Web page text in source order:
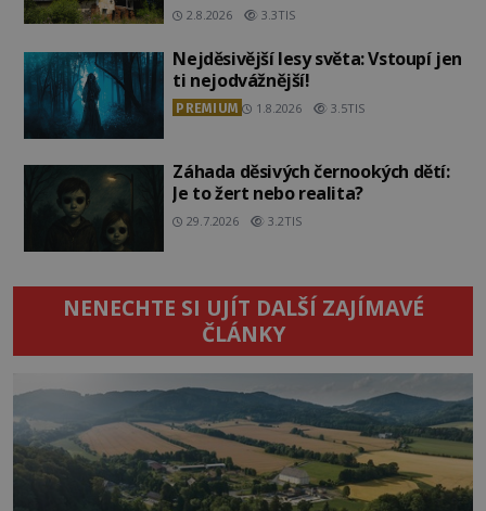
2.8.2026 3.3TIS
Nejděsivější lesy světa: Vstoupí jen
ti nejodvážnější!
PREMIUM 1.8.2026 3.5TIS
Záhada děsivých černookých dětí:
Je to žert nebo realita?
29.7.2026 3.2TIS
NENECHTE SI UJÍT DALŠÍ ZAJÍMAVÉ
ČLÁNKY